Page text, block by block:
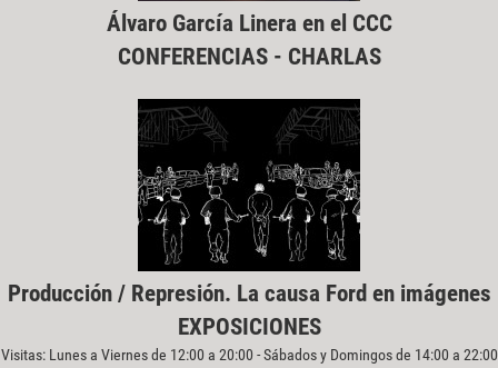
Álvaro García Linera en el CCC
CONFERENCIAS - CHARLAS
Producción / Represión. La causa Ford en imágenes
EXPOSICIONES
Visitas: Lunes a Viernes de 12:00 a 20:00 - Sábados y Domingos de 14:00 a 22:00